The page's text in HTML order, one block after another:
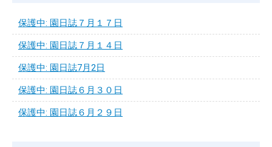
保護中: 園日誌７月１７日
保護中: 園日誌７月１４日
保護中: 園日誌7月2日
保護中: 園日誌６月３０日
保護中: 園日誌６月２９日